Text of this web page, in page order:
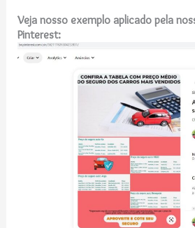
Veja nosso exemplo aplicado pela
Pinterest: